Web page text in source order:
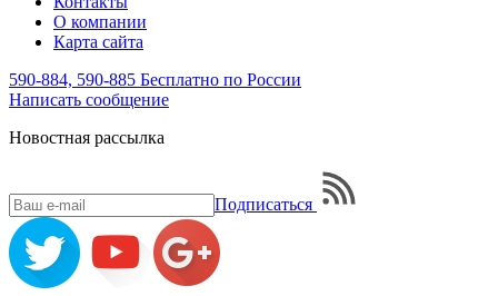
О компании
Карта сайта
590-884, 590-885 Бесплатно по России
Написать сообщение
Новостная рассылка
Подписаться